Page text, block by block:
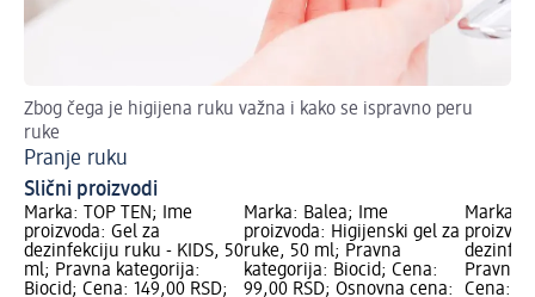
Zbog čega je higijena ruku važna i kako se ispravno peru
ruke
Pranje ruku
Slični proizvodi
Marka: TOP TEN; Ime
proizvoda: Gel za
dezinfekciju ruku - KIDS, 50
ml; Pravna kategorija:
Biocid; Cena: 149,00 RSD;
Marka: Balea; Ime
proizvoda: Higijenski gel za
ruke, 50 ml; Pravna
kategorija: Biocid; Cena:
99,00 RSD; Osnovna cena:
Marka:
Pravna
Cena: